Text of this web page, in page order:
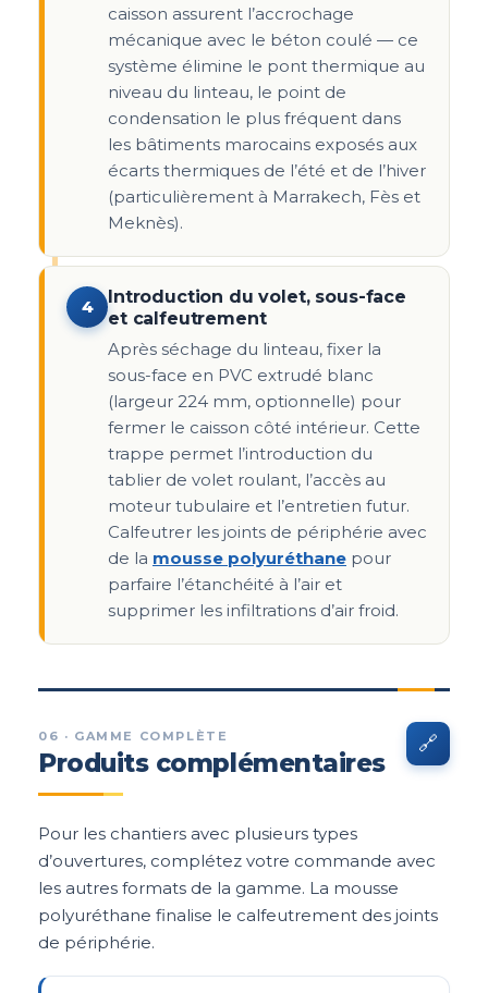
caisson assurent l’accrochage
mécanique avec le béton coulé — ce
système élimine le pont thermique au
niveau du linteau, le point de
condensation le plus fréquent dans
les bâtiments marocains exposés aux
écarts thermiques de l’été et de l’hiver
(particulièrement à Marrakech, Fès et
Meknès).
4
Introduction du volet, sous-face
et calfeutrement
Après séchage du linteau, fixer la
sous-face en PVC extrudé blanc
(largeur 224 mm, optionnelle) pour
fermer le caisson côté intérieur. Cette
trappe permet l’introduction du
tablier de volet roulant, l’accès au
moteur tubulaire et l’entretien futur.
Calfeutrer les joints de périphérie avec
de la mousse polyuréthane pour
parfaire l’étanchéité à l’air et
supprimer les infiltrations d’air froid.
06 · GAMME COMPLÈTE
Produits complémentaires
🔗
Pour les chantiers avec plusieurs types
d’ouvertures, complétez votre commande avec
les autres formats de la gamme. La mousse
polyuréthane finalise le calfeutrement des joints
de périphérie.